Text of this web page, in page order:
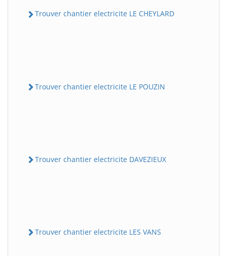
Trouver chantier electricite LE CHEYLARD
Trouver chantier electricite LE POUZIN
Trouver chantier electricite DAVEZIEUX
Trouver chantier electricite LES VANS